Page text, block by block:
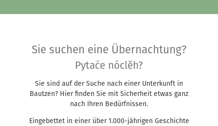
Sie suchen eine Übernachtung?
Pytaće nóclěh?
Sie sind auf der Suche nach einer Unterkunft in
Bautzen? Hier finden Sie mit Sicherheit etwas ganz
nach Ihren Bedürfnissen.
Eingebettet in einer über 1.000-jährigen Geschichte